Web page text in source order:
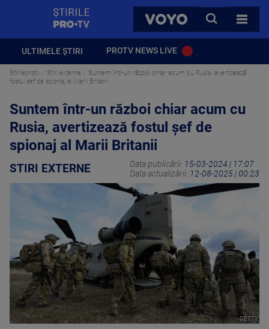
VOYO
CAUTA
TOATE
ULTIMELE ȘTIRI PROTV NEWS LIVE
Stirileprotv Stiri externe
Suntem într-un război chiar acum cu Rusia, avertizează
fostul șef de spionaj al Marii Britanii
Suntem într-un război chiar acum cu
Rusia, avertizează fostul șef de
spionaj al Marii Britanii
STIRI EXTERNE Data publicării: 15-03-2024 | 17:07
Data actualizării: 12-08-2025 | 00:23
GETTY